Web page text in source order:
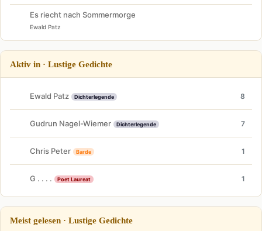
Es riecht nach Sommermorge
Ewald Patz
Aktiv in · Lustige Gedichte
Ewald Patz Dichterlegende 8
Gudrun Nagel-Wiemer Dichterlegende 7
Chris Peter Barde 1
G . . . . Poet Laureat 1
Meist gelesen · Lustige Gedichte